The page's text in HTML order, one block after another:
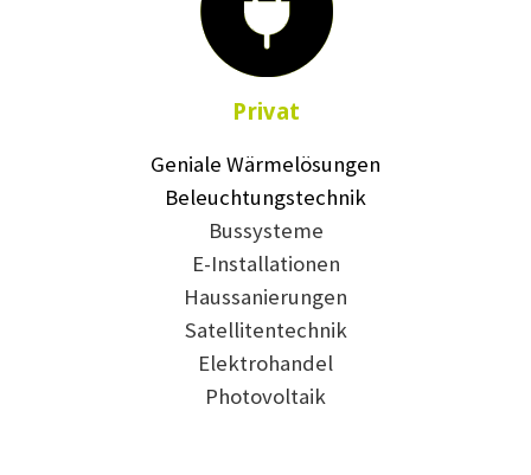
Privat
Geniale Wärmelösungen
Beleuchtungstechnik
Bussysteme
E-Installationen
Haussanierungen
Satellitentechnik
Elektrohandel
Photovoltaik